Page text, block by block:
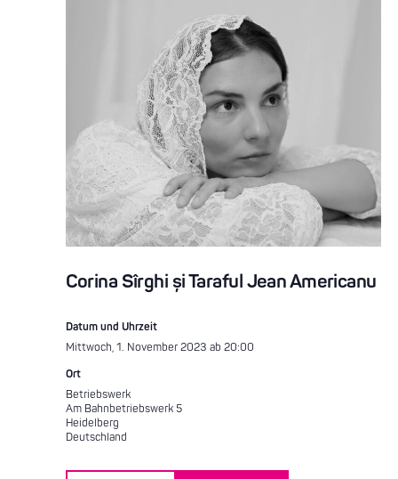
Corina Sîrghi și Taraful Jean Americanu
Datum und Uhrzeit
Mittwoch, 1. November 2023 ab 20:00
Ort
Betriebswerk
Am Bahnbetriebswerk 5
Heidelberg
Deutschland